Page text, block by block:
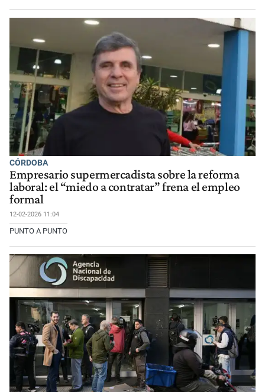
CÓRDOBA
Empresario supermercadista sobre la reforma
laboral: el “miedo a contratar” frena el empleo
formal
12-02-2026 11:04
PUNTO A PUNTO